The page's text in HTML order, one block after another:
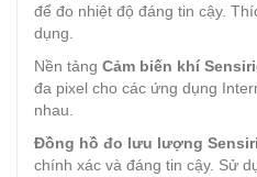
để đo nhiệt độ đáng tin cậy.
dụng.
Nền tảng Cảm biến khí
đa pixel cho các ứng dụng
nhau.
Đồng hồ đo lưu lượng
chính xác và đáng tin cậy. Sử